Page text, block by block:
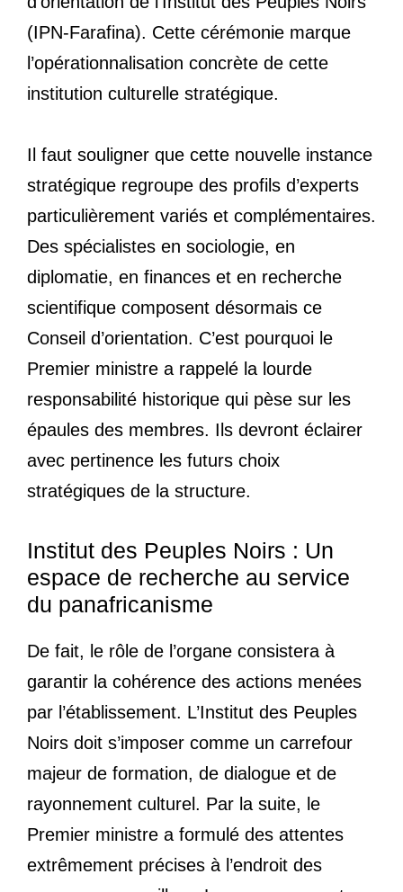
(IPN-Farafina). Cette cérémonie marque
l’opérationnalisation concrète de cette
institution culturelle stratégique.
Il faut souligner que cette nouvelle instance
stratégique regroupe des profils d’experts
particulièrement variés et complémentaires.
Des spécialistes en sociologie, en
diplomatie, en finances et en recherche
scientifique composent désormais ce
Conseil d’orientation. C’est pourquoi le
Premier ministre a rappelé la lourde
responsabilité historique qui pèse sur les
épaules des membres. Ils devront éclairer
avec pertinence les futurs choix
stratégiques de la structure.
Institut des Peuples Noirs : Un
espace de recherche au service
du panafricanisme
De fait, le rôle de l’organe consistera à
garantir la cohérence des actions menées
par l’établissement. L’Institut des Peuples
Noirs doit s’imposer comme un carrefour
majeur de formation, de dialogue et de
rayonnement culturel. Par la suite, le
Premier ministre a formulé des attentes
extrêmement précises à l’endroit des